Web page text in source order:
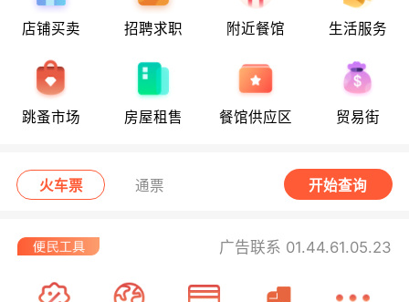
店铺买卖 招聘求职 附近餐馆 生活服务
跳蚤市场 房屋租售 餐馆供应区 贸易街
火车票 通票 开始查询
广告联系 01.44.61.05.23